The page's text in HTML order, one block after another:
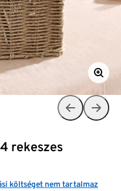
rekeszes
költséget nem tartalmaz